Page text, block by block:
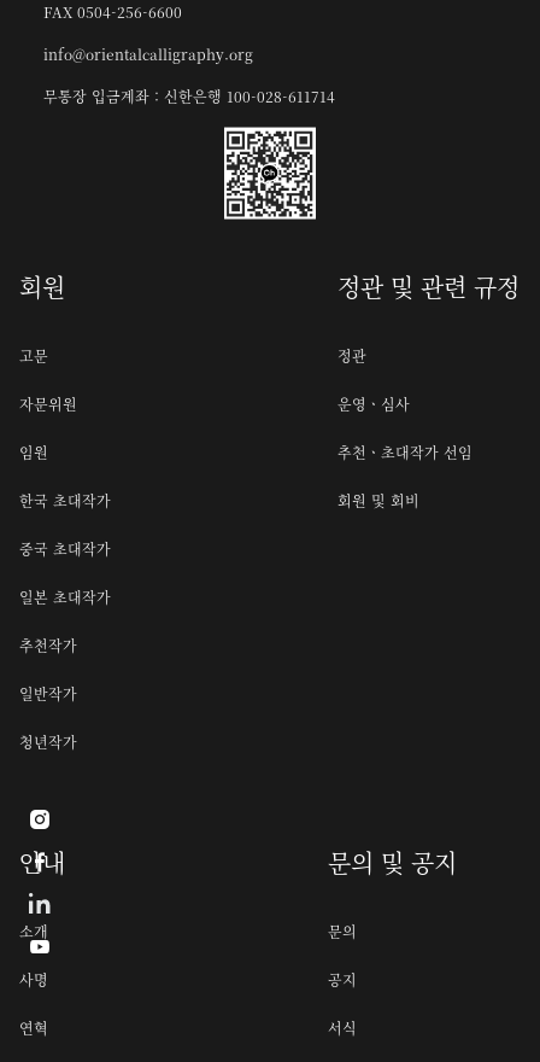
FAX 0504-256-6600
info@orientalcalligraphy.org
무통장 입금계좌 : 신한은행 100-028-611714
회원
고문
자문위원
임원
한국 초대작가
중국 초대작가
일본 초대작가
추천작가
일반작가
청년작가
정관 및 관련 규정
정관
운영ㆍ심사
추천ㆍ초대작가 선임
회원 및 회비
안내
소개
사명
연혁
문의 및 공지
문의
공지
서식


